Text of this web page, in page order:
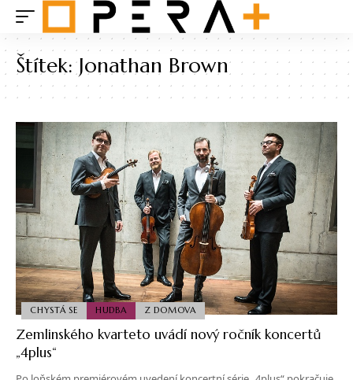
Štítek:Jonathan Brown
CHYSTÁ SE HUDBA Z DOMOVA
Zemlinského kvarteto uvádí nový ročník koncertů
„4plus“